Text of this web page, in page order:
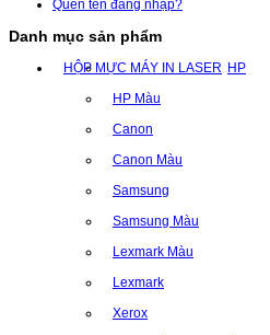
Quên tên đăng nhập?
Danh mục sản phẩm
HỘP MỰC MÁY IN LASER HP
HP Màu
Canon
Canon Màu
Samsung
Samsung Màu
Lexmark Màu
Lexmark
Xerox